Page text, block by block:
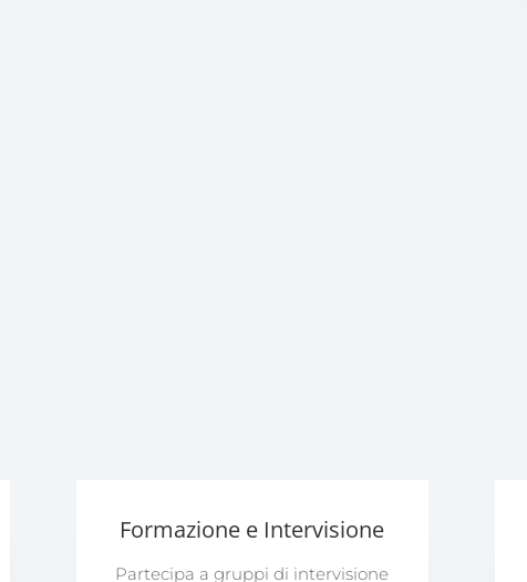
Formazione e Intervisione
Partecipa a gruppi di intervisione